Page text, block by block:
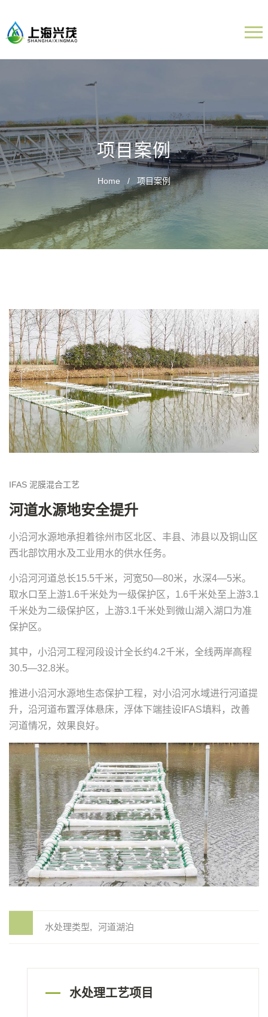
项目案例
Home 项目案例
IFAS 泥膜混合工艺
河道水源地安全提升
小沿河水源地承担着徐州市区北区、丰县、沛县以及铜山区
西北部饮用水及工业用水的供水任务。
小沿河河道总长15.5千米，河宽50—80米，水深4—5米。
取水口至上游1.6千米处为一级保护区，1.6千米处至上游3.1
千米处为二级保护区，上游3.1千米处到微山湖入湖口为准
保护区。
其中，小沿河工程河段设计全长约4.2千米，全线两岸高程
30.5—32.8米。
推进小沿河水源地生态保护工程，对小沿河水域进行河道提
升，沿河道布置浮体悬床，浮体下端挂设IFAS填料，改善
河道情况，效果良好。
水处理类型 河道湖泊
水处理工艺项目